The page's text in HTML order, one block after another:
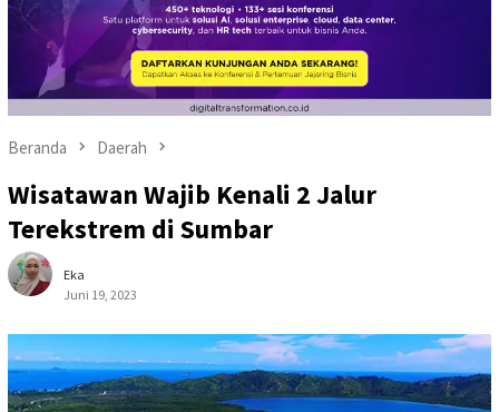
Beranda Daerah
Wisatawan Wajib Kenali 2 Jalur
Terekstrem di Sumbar
Eka
Juni 19, 2023